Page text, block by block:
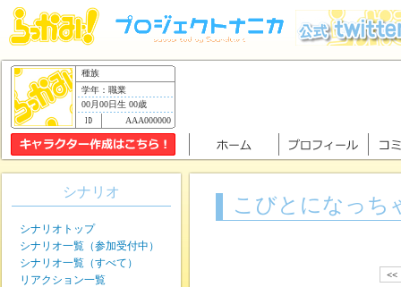
種族
学年：職業
00月00日生 00歳
AAA000000
こびとになっち
<<
シナリオ
シナリオトップ
シナリオ一覧（参加受付中）
シナリオ一覧（すべて）
リアクション一覧